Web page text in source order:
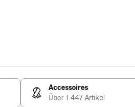
Accessoires
Über 1 447 Artikel